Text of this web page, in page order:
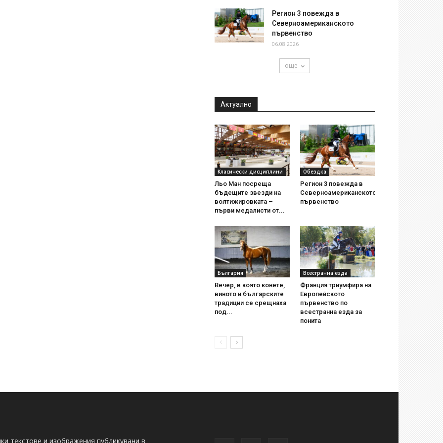
Регион 3 повежда в
Северноамериканското
първенство
06.08.2026
още
Актуално
Класически дисциплини
Льо Ман посреща
бъдещите звезди на
волтижировката –
първи медалисти от...
Обездка
Регион 3 повежда в
Северноамериканското
първенство
България
Вечер, в която конете,
виното и българските
традиции се срещнаха
под...
Всестранна езда
Франция триумфира на
Европейското
първенство по
всестранна езда за
понита
текстове и изображения публикувани в